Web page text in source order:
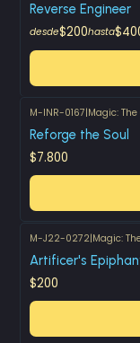
Reverse Engineer
desde$200hasta
M-INR-0167|Magic:
Reforge the Soul
$7.800
M-J22-0272|Magic:
Artificer's
$200